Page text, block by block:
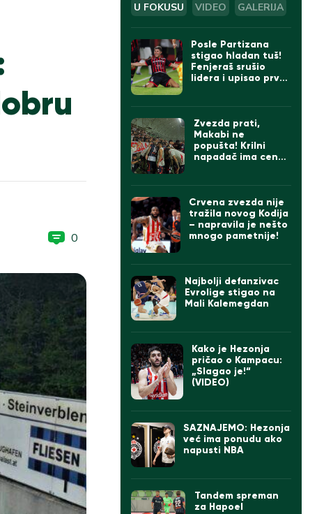
0
U FOKUSU VIDEO GALERIJA
Posle Partizana
stigao hladan tuš!
Fenjeraš srušio
lidera i upisao prve
Zvezda prati,
Makabi ne
popušta! Krilni
napadač ima cenu
Crvena zvezda nije
tražila novog Kodija
– napravila je nešto
mnogo pametnije!
Najbolji defanzivac
Evrolige stigao na
Mali Kalemegdan
Kako je Hezonja
pričao o Kampacu:
„Slagao je!“
(VIDEO)
SAZNAJEMO: Hezonja
već ima ponudu ako
napusti NBA
Tandem spreman
za Hapoel